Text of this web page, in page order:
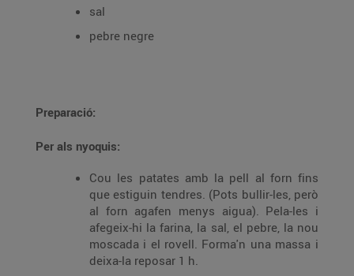
sal
pebre negre
Preparació:
Per als nyoquis:
Cou les patates amb la pell al forn fins
que estiguin tendres. (Pots bullir-les, però
al forn agafen menys aigua). Pela-les i
afegeix-hi la farina, la sal, el pebre, la nou
moscada i el rovell. Forma'n una massa i
deixa-la reposar 1 h.